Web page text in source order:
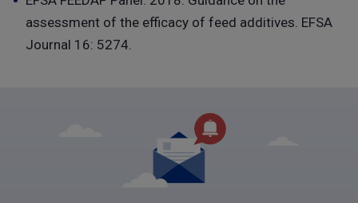
assessment of the efficacy of feed additives. EFSA
Journal 16: 5274.